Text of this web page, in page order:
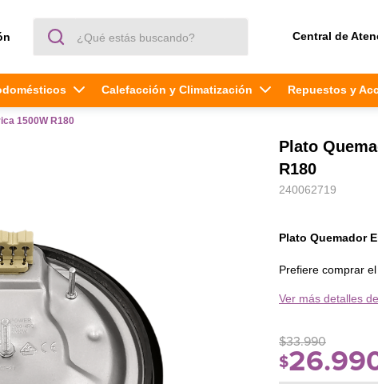
Central de
Calefacción y Climatización Repuestos y
1500W R180
Plato
R180
240062719
Plato Quemador
Prefiere comprar
extiende la vida
FEE 2E • MEE-2E
Ver más detalles
$33.990
$26.